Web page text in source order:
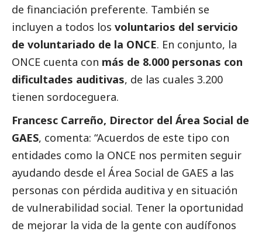
de financiación preferente. También se
incluyen a todos los voluntarios del servicio
de voluntariado de la ONCE. En conjunto, la
ONCE cuenta con más de 8.000 personas con
dificultades auditivas, de las cuales 3.200
tienen sordoceguera.
Francesc Carreño, Director del Área Social de
GAES, comenta: “Acuerdos de este tipo con
entidades como la ONCE nos permiten seguir
ayudando desde el Área Social de GAES a las
personas con pérdida auditiva y en situación
de vulnerabilidad social. Tener la oportunidad
de mejorar la vida de la gente con audífonos